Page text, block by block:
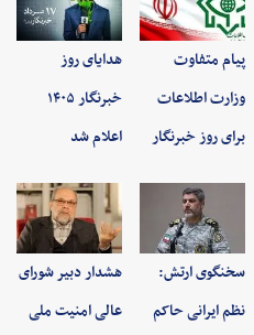
پیام متفاوت
وزارت اطلاعات
برای روز خبرنگار
هدایای روز
خبرنگار ۱۴۰۵
اعلام شد
سخنگوی ارتش:
نظم ایرانی حاکم
هشدار دبیر شورای
عالی امنیت ملی